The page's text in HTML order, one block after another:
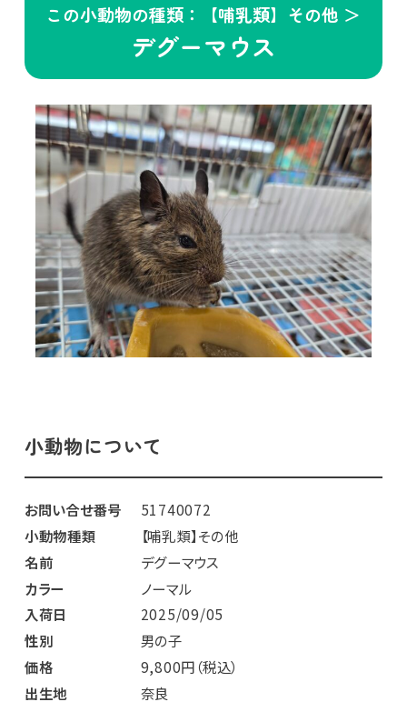
この小動物の種類：【哺乳類】その他 ＞
デグーマウス
小動物について
お問い合せ番号
51740072
小動物種類
【哺乳類】その他
名前
デグーマウス
カラー
ノーマル
入荷日
2025/09/05
性別
男の子
価格
9,800円（税込）
出生地
奈良